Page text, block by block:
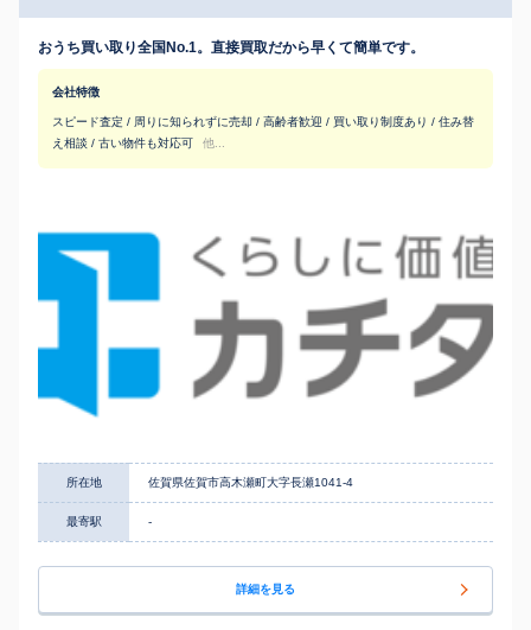
おうち買い取り全国No.1。直接買取だから早くて簡単です。
会社特徴
スピード査定 / 周りに知られずに売却 / 高齢者歓迎 / 買い取り制度あり / 住み替
え相談 / 古い物件も対応可
他...
所在地 佐賀県佐賀市高木瀬町大字長瀬1041-4
最寄駅 -
詳細を見る